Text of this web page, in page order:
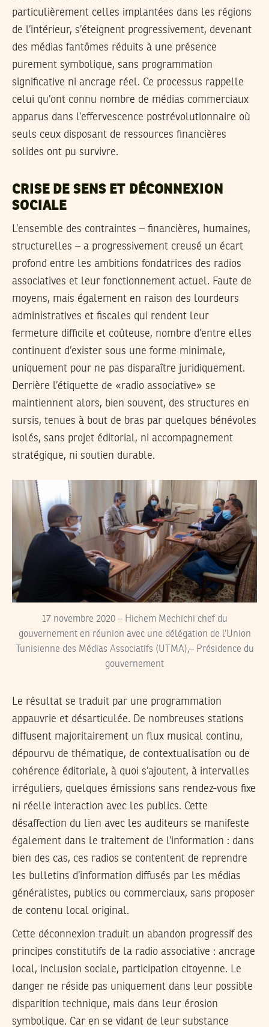
particulièrement celles implantées dans les régions
de l’intérieur, s’éteignent progressivement, devenant
des médias fantômes réduits à une présence
purement symbolique, sans programmation
significative ni ancrage réel. Ce processus rappelle
celui qu’ont connu nombre de médias commerciaux
apparus dans l’effervescence postrévolutionnaire où
seuls ceux disposant de ressources financières
solides ont pu survivre.
CRISE DE SENS ET DÉCONNEXION
SOCIALE
L’ensemble des contraintes – financières, humaines,
structurelles – a progressivement creusé un écart
profond entre les ambitions fondatrices des radios
associatives et leur fonctionnement actuel. Faute de
moyens, mais également en raison des lourdeurs
administratives et fiscales qui rendent leur
fermeture difficile et coûteuse, nombre d’entre elles
continuent d’exister sous une forme minimale,
uniquement pour ne pas disparaître juridiquement.
Derrière l’étiquette de «radio associative» se
maintiennent alors, bien souvent, des structures en
sursis, tenues à bout de bras par quelques bénévoles
isolés, sans projet éditorial, ni accompagnement
stratégique, ni soutien durable.
17 novembre 2020 – Hichem Mechichi chef du
gouvernement en réunion avec une délégation de l’Union
Tunisienne des Médias Associatifs (UTMA),– Présidence du
gouvernement
Le résultat se traduit par une programmation
appauvrie et désarticulée. De nombreuses stations
diffusent majoritairement un flux musical continu,
dépourvu de thématique, de contextualisation ou de
cohérence éditoriale, à quoi s’ajoutent, à intervalles
irréguliers, quelques émissions sans rendez-vous fixe
ni réelle interaction avec les publics. Cette
désaffection du lien avec les auditeurs se manifeste
également dans le traitement de l’information : dans
bien des cas, ces radios se contentent de reprendre
les bulletins d’information diffusés par les médias
généralistes, publics ou commerciaux, sans proposer
de contenu local original.
Cette déconnexion traduit un abandon progressif des
principes constitutifs de la radio associative : ancrage
local, inclusion sociale, participation citoyenne. Le
danger ne réside pas uniquement dans leur possible
disparition technique, mais dans leur érosion
symbolique. Car en se vidant de leur substance